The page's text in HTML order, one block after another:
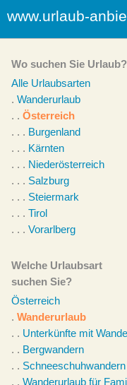
www.urlaub-
Wo suchen Sie Urlaub?
Alle Urlaubsarten
. Wanderurlaub
. . Österreich
. . . Burgenland
. . . Kärnten
. . . Niederösterreich
. . . Salzburg
. . . Steiermark
. . . Tirol
. . . Vorarlberg
Welche Urlaubsart
suchen Sie?
Österreich
. Wanderurlaub
. . Unterkünfte mit
. . Bergwandern
. . Schneeschuhwandern
. . Wanderurlaub für